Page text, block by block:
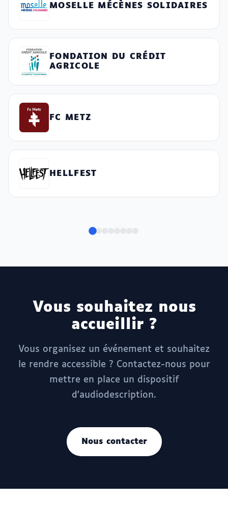
MOSELLE MÉCÈNES SOLIDAIRES
FONDATION DU CRÉDIT
AGRICOLE
FC METZ
HELLFEST
Vous souhaitez nous
accueillir ?
Vous organisez un événement et souhaitez
le rendre accessible ? Contactez-nous pour
mettre en place un dispositif
d'audiodescription.
Nous contacter